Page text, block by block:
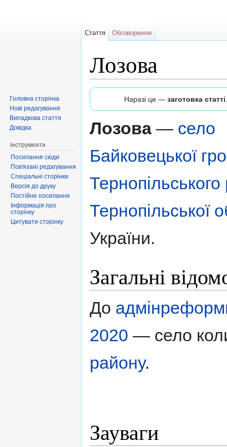
Лозова
Наразі це — заготовка статті
Лозова— село
Байковецької
Тернопільської
України.
Загальні
До
2020 — село
району.
Зауваги
Стаття Обговорення
Головна сторінка
Нові редагування
Випадкова стаття
Довідка
Інструменти
Посилання сюди
Пов'язані редагування
Спеціальні сторінки
Версія до друку
Постійне посилання
Інформація про
сторінку
Цитувати сторінку